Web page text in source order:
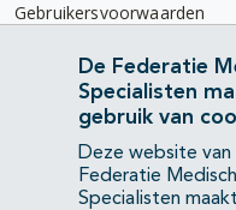
Gebruikersvoorwaarden
Privacyverklaring
Contact
Mercatorlaan 1200
3528 BL Utrecht
De Federatie
Specialisten
gebruik van
Deze website van
Federatie Medisch
Specialisten